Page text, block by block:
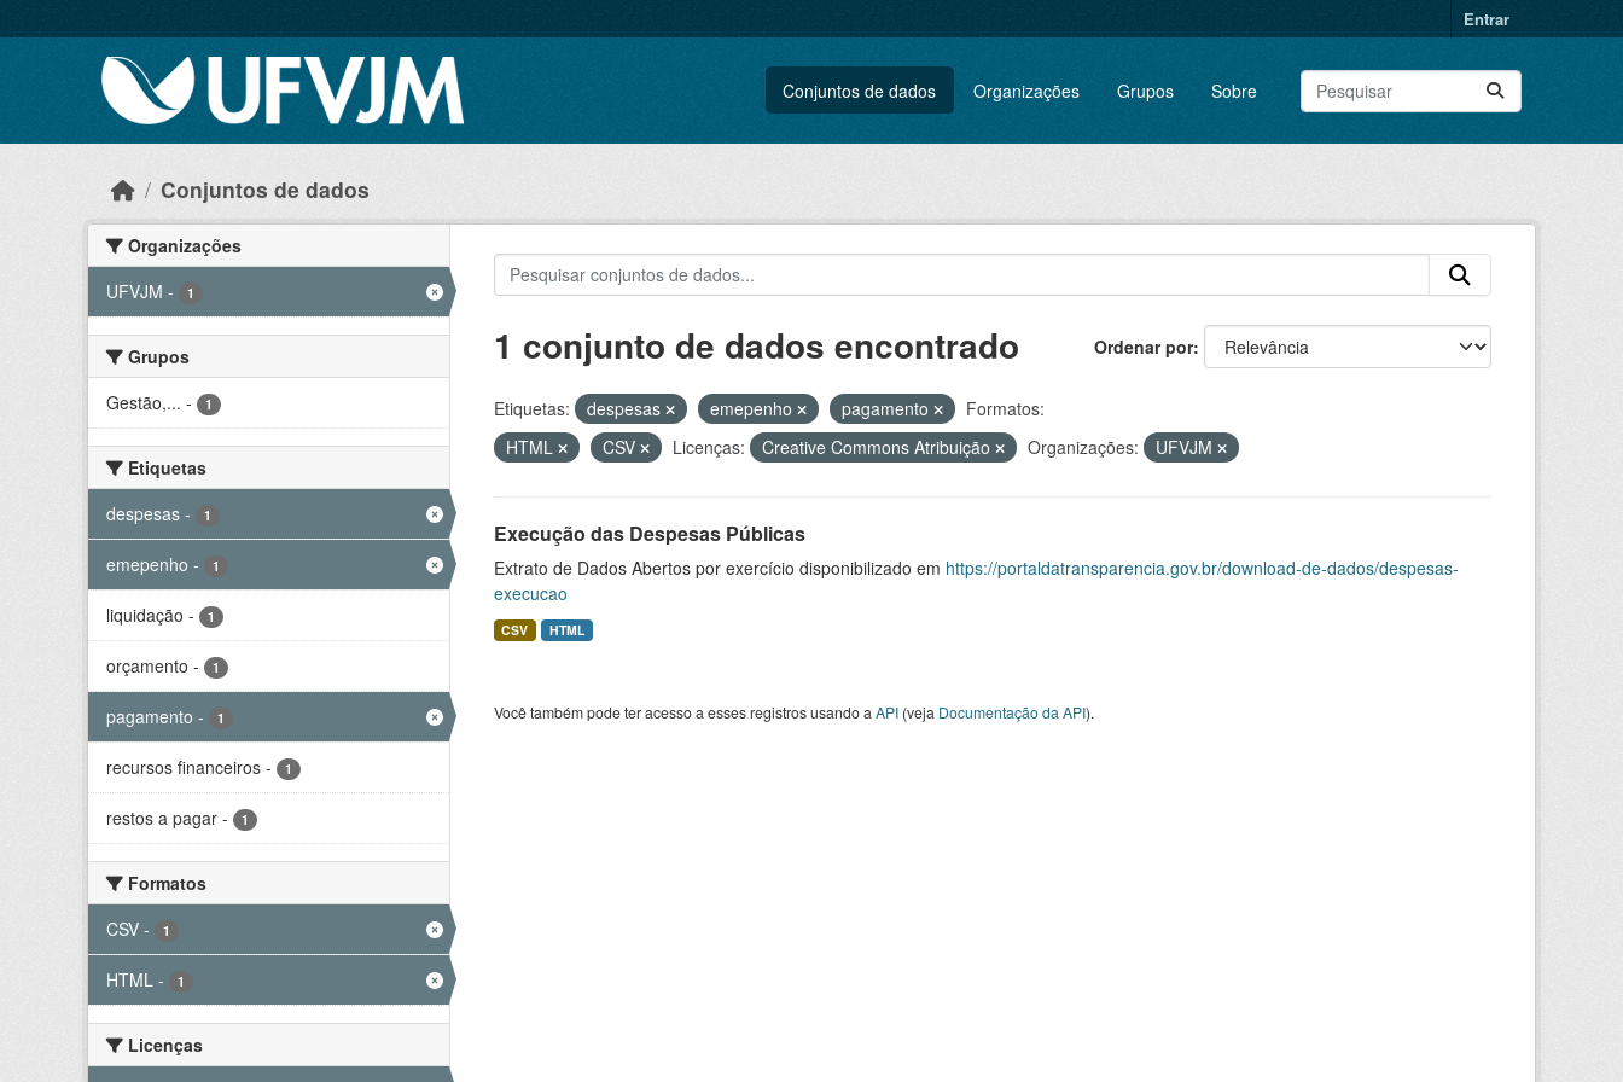
Entrar
Conjuntos de dados Organizações Grupos Sobre
Conjuntos de dados
Organizações
UFVJM - 1
Grupos
Gestão,... - 1
Etiquetas
despesas - 1
emepenho - 1
liquidação - 1
orçamento - 1
pagamento - 1
recursos financeiros - 1
restos a pagar - 1
Formatos
CSV - 1
HTML - 1
Licenças
Ordenar por
1 conjunto de dados encontrado
Etiquetas: despesas emepenho pagamento
Formatos:
HTML
CSV Licenças: Creative Commons Atribuição Organizações: UFVJM
Execução das Despesas Públicas
Extrato de Dados Abertos por exercício disponibilizado em https://portaldatransparencia.gov.br/download-de-dados/despesas-
execucao
CSV HTML
Você também pode ter acesso a esses registros usando a API(veja Documentação da API).